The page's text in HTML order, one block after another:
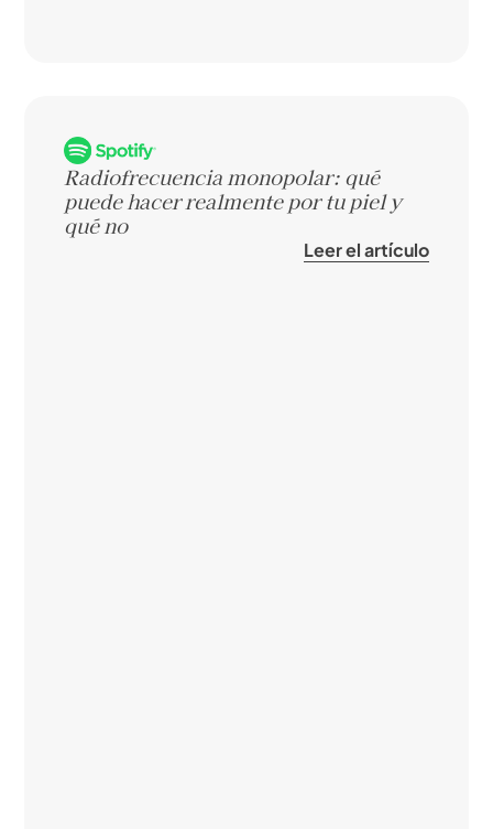
Radiofrecuencia monopolar: qué
puede hacer realmente por tu piel y
qué no
Leer el artículo